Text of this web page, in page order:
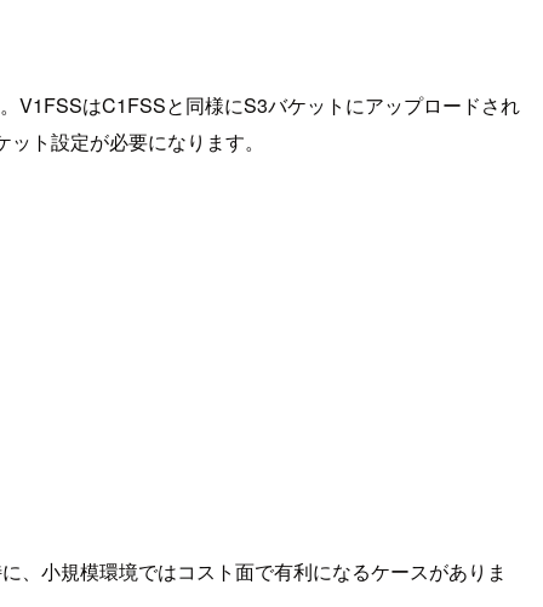
V1FSSはC1FSSと同様にS3バケットにアップロードされ
ト設定が必要になります。
、小規模環境ではコスト面で有利になるケースがありま